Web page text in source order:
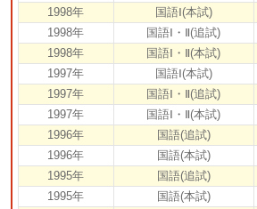
1998年
国語Ⅰ(本試)
1998年
国語Ⅰ・Ⅱ(追試)
1998年
国語Ⅰ・Ⅱ(本試)
1997年
国語Ⅰ(本試)
1997年
国語Ⅰ・Ⅱ(追試)
1997年
国語Ⅰ・Ⅱ(本試)
1996年
国語(追試)
1996年
国語(本試)
1995年
国語(追試)
1995年
国語(本試)